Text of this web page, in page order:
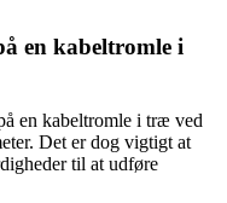
en kabeltromle i
en kabeltromle i træ ved
Det er dog vigtigt at
til at udføre